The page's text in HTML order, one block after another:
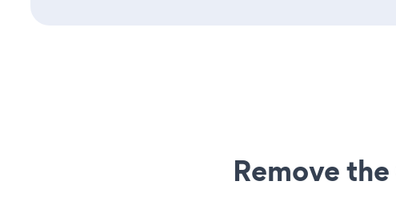
Remove